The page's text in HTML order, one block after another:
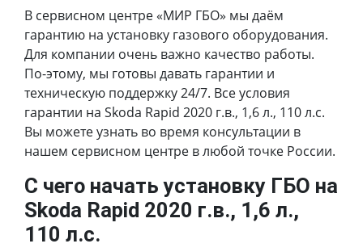
В сервисном центре «МИР ГБО» мы даём
гарантию на установку газового оборудования.
Для компании очень важно качество работы.
По-этому, мы готовы давать гарантии и
техническую поддержку 24/7. Все условия
гарантии на Skoda Rapid 2020 г.в., 1,6 л., 110 л.с.
Вы можете узнать во время консультации в
нашем сервисном центре в любой точке России.
С чего начать установку ГБО на
Skoda Rapid 2020 г.в., 1,6 л.,
110 л.с.